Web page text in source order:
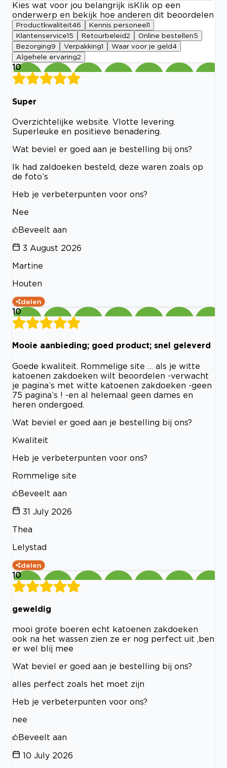
Kies wat voor jou belangrijk is Klik op een
onderwerp en bekijk hoe anderen dit beoordelen
Productkwaliteit46 Kennis personeel 1
Klantenservice15 Retourbeleid2 Online bestellen5
Bezorging9 Verpakking1 Waar voor je geld4
Algehele ervaring2
10
Super
Overzichtelijke website. Vlotte levering.
Superleuke en positieve benadering.
Wat beviel er goed aan je bestelling bij ons?
Ik had zaldoeken besteld, deze waren zoals op
de foto’s
Heb je verbeterpunten voor ons?
Nee
Beveelt aan
3 August 2026
Martine
Houten
delen
10
Mooie aanbieding; goed product; snel geleverd
Goede kwaliteit. Rommelige site … als je witte
katoenen zakdoeken wilt beoordelen -verwacht
je pagina’s met witte katoenen zakdoeken -geen
75 pagina’s ! -en al helemaal geen dames en
heren ondergoed.
Wat beviel er goed aan je bestelling bij ons?
Kwaliteit
Heb je verbeterpunten voor ons?
Rommelige site
Beveelt aan
31 July 2026
Thea
Lelystad
delen
10
geweldig
mooi grote boeren echt katoenen zakdoeken
ook na het wassen zien ze er nog perfect uit ,ben
er wel blij mee
Wat beviel er goed aan je bestelling bij ons?
alles perfect zoals het moet zijn
Heb je verbeterpunten voor ons?
nee
Beveelt aan
10 July 2026